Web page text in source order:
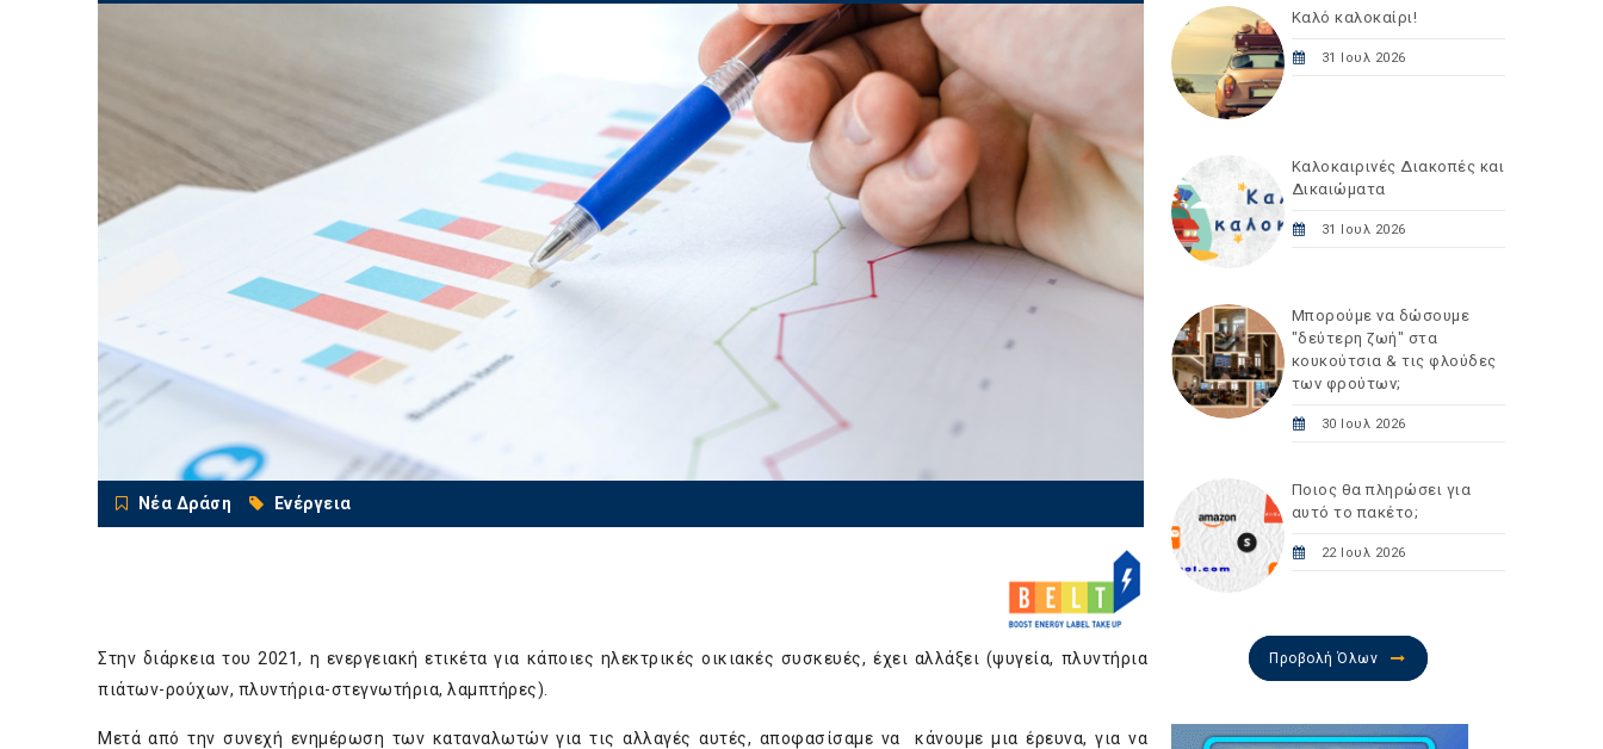
Νέα Δράση Ενέργεια
Στην διάρκεια του 2021, η ενεργειακή ετικέτα για κάποιες ηλεκτρικές οικιακές συσκευές, έχει αλλάξει (ψυγεία, πλυντήρια
πιάτων-ρούχων, πλυντήρια-στεγνωτήρια, λαμπτήρες).
Μετά από την συνεχή ενημέρωση των καταναλωτών για τις αλλαγές αυτές, αποφασίσαμε να κάνουμε μια έρευνα, για να
Καλό καλοκαίρι!
31 Ιουλ 2026
Καλοκαιρινές Διακοπές και
Δικαιώματα
31 Ιουλ 2026
Μπορούμε να δώσουμε
"δεύτερη ζωή" στα
κουκούτσια & τις φλούδες
των φρούτων;
30 Ιουλ 2026
Ποιος θα πληρώσει για
αυτό το πακέτο;
22 Ιουλ 2026
Προβολή Όλων